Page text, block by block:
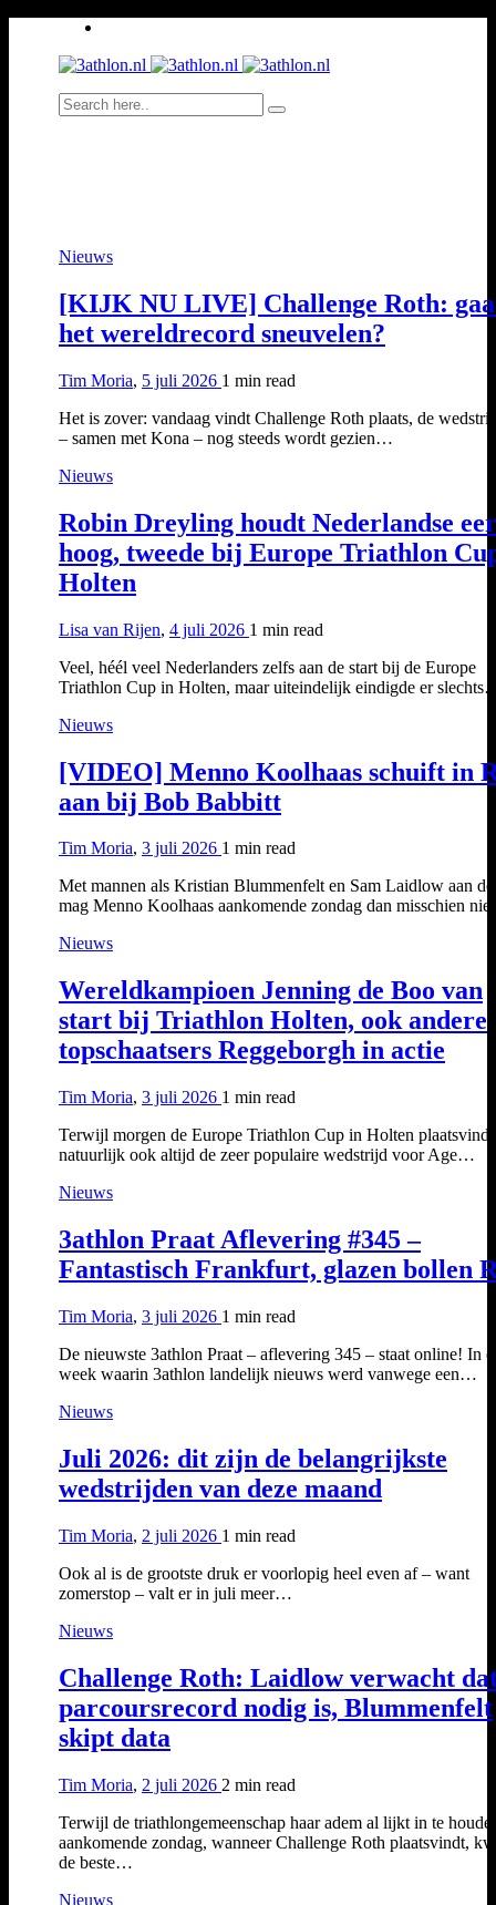
Nieuws
[KIJK NU LIVE] Challenge Roth:
het wereldrecord sneuvelen?
Tim Moria, 5 juli 2026 1 min read
Het is zover: vandaag vindt Challenge Roth plaats, de
– samen met Kona – nog steeds wordt gezien…
Nieuws
Robin Dreyling houdt Nederlandse eer
hoog, tweede bij Europe Triathlon
Holten
Lisa van Rijen, 4 juli 2026 1 min read
Veel, héél veel Nederlanders zelfs aan de start bij de Europe
Triathlon Cup in Holten, maar uiteindelijk eindigde er
Nieuws
[VIDEO] Menno Koolhaas schuift in
aan bij Bob Babbitt
Tim Moria, 3 juli 2026 1 min read
Met mannen als Kristian Blummenfelt en Sam Laidlow aan de
mag Menno Koolhaas aankomende zondag dan misschien
Nieuws
Wereldkampioen Jenning de Boo van
start bij Triathlon Holten, ook andere
topschaatsers Reggeborgh in actie
Tim Moria, 3 juli 2026 1 min read
Terwijl morgen de Europe Triathlon Cup in Holten
natuurlijk ook altijd de zeer populaire wedstrijd voor Age…
Nieuws
3athlon Praat Aflevering #345 –
Fantastisch Frankfurt, glazen bollen
Tim Moria, 3 juli 2026 1 min read
De nieuwste 3athlon Praat – aflevering 345 – staat online! In
week waarin 3athlon landelijk nieuws werd vanwege een…
Nieuws
Juli 2026: dit zijn de belangrijkste
wedstrijden van deze maand
Tim Moria, 2 juli 2026 1 min read
Ook al is de grootste druk er voorlopig heel even af – want
zomerstop – valt er in juli meer…
Nieuws
Challenge Roth: Laidlow verwacht
parcoursrecord nodig is, Blummenfelt
skipt data
Tim Moria, 2 juli 2026 2 min read
Terwijl de triathlongemeenschap haar adem al lijkt in te
aankomende zondag, wanneer Challenge Roth plaatsvindt,
de beste…
Nieuws